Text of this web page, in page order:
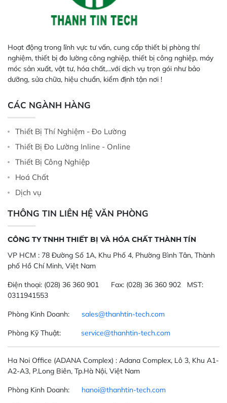
Hoạt động trong lĩnh vực tư vấn, cung cấp thiết bị phòng thí
nghiệm, thiết bị đo lường công nghiệp, thiết bị công nghiệp, máy
móc sản xuất, vật tư, hóa chất,...với dịch vụ trọn gói như bảo
dưỡng, sửa chữa, hiệu chuẩn, kiểm định tận nơi !
CÁC NGÀNH HÀNG
Thiết Bị Thí Nghiệm - Đo Lường
Thiết Bị Đo Lường Inline - Online
Thiết Bị Công Nghiệp
Hoá Chất
Dịch vụ
THÔNG TIN LIÊN HỆ VĂN PHÒNG
CÔNG TY TNHH THIẾT BỊ VÀ HÓA CHẤT THÀNH TÍN
VP HCM : 78 Đường Số 1A, Khu Phố 4, Phường Bình Tân, Thành
phố Hồ Chí Minh, Việt Nam
Điện thoại: (028) 36 360 901 Fax: (028) 36 360 902 MST:
0311941553
Phòng Kinh Doanh: sales@thanhtin-tech.com
Phòng Kỹ Thuật: service@thanhtin-tech.com
Ha Noi Office (ADANA Complex) : Adana Complex, Lô 3, Khu A1-
A2-A3, P.Long Biên, Tp.Hà Nội, Việt Nam
Phòng Kinh Doanh: hanoi@thanhtin-tech.com